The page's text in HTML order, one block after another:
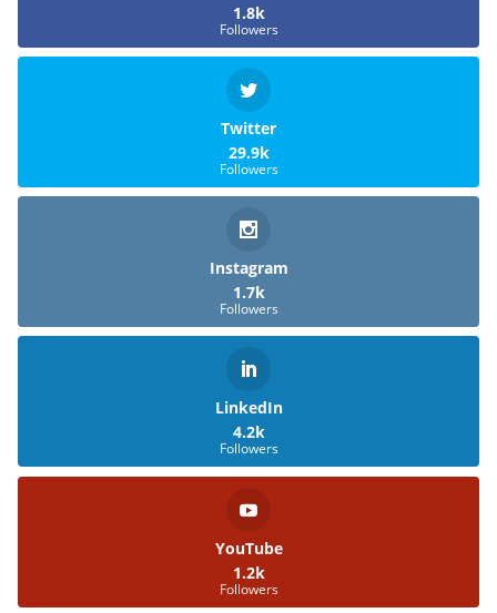
1.8k
Followers
Twitter
29.9k
Followers
Instagram
1.7k
Followers
LinkedIn
4.2k
Followers
YouTube
1.2k
Followers